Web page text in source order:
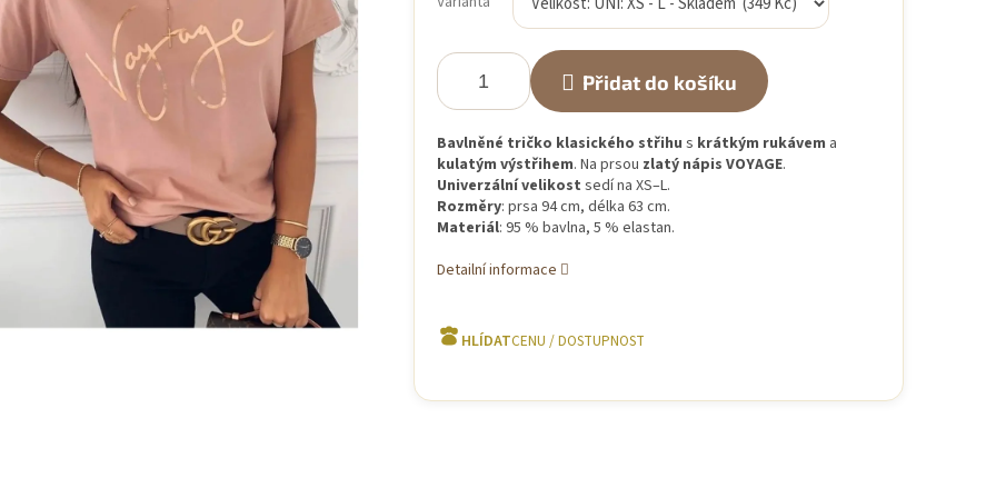
Přidat do košíku
Bavlněné tričko klasického střihu s krátkým rukávem a
kulatým výstřihem. Na prsou zlatý nápis VOYAGE.
Univerzálnívelikost sedína XS–L.
Rozměry: prsa 94cm, délka 63 cm.
Materiál: 95 % bavlna, 5 % elastan.
Detailní informace
HLÍDAT